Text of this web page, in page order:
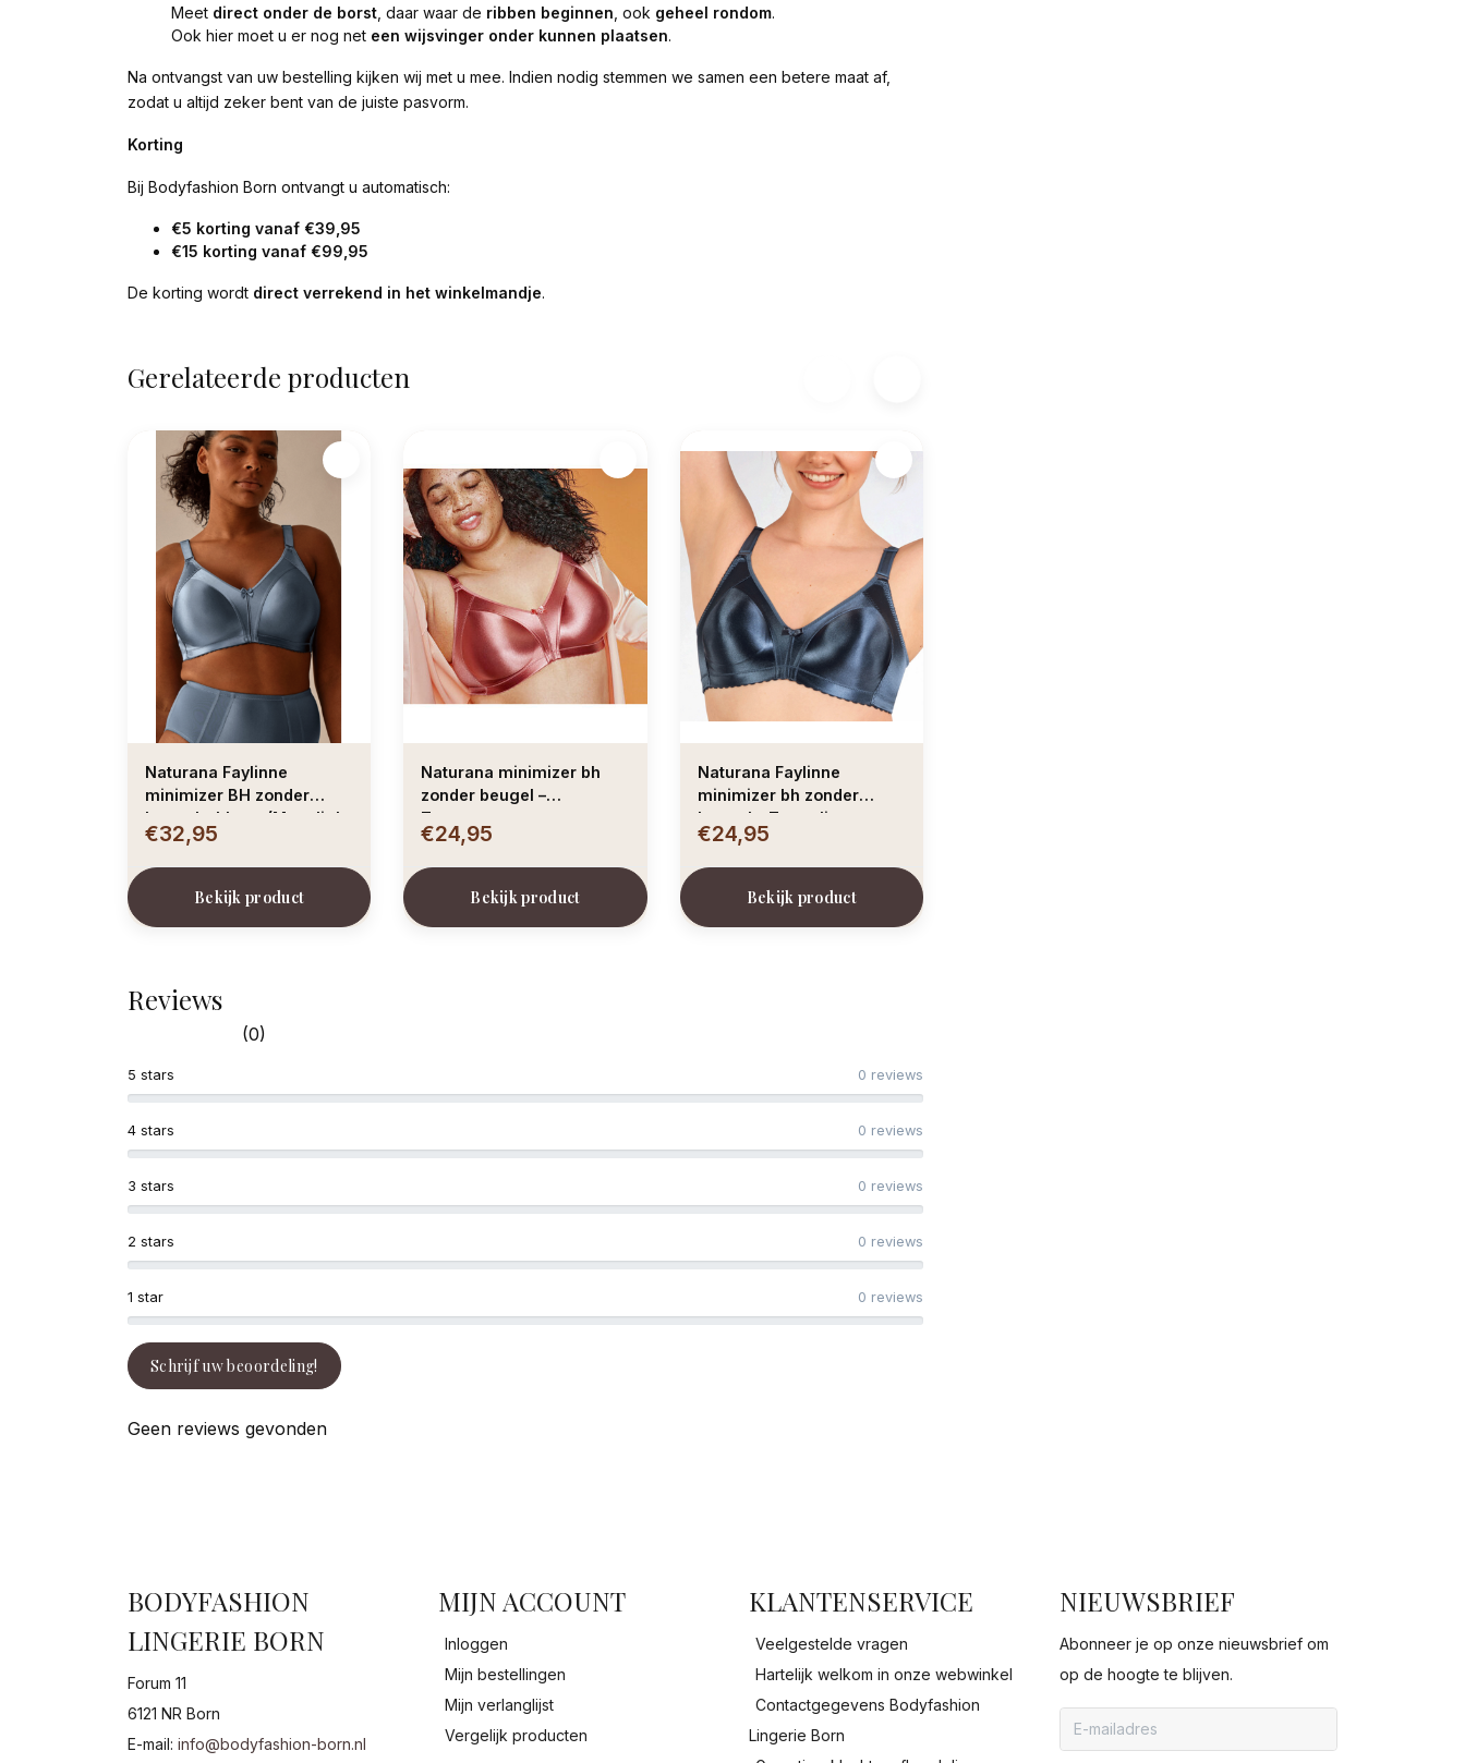
Meet direct onder de borst , daar waar de ribben beginnen , ook geheel rondom.
Ook hier moet u er nog net een wijsvinger onder kunnen plaatsen.
Na ontvangst van uw bestelling kijken wij met u mee. Indien nodig stemmen we samen een betere maat af,
zodat u altijd zeker bent van de juiste pasvorm.
Korting
Bij Bodyfashion Born ontvangt u automatisch:
€5 korting vanaf €39,95
€15 korting vanaf €99,95
De korting wordt direct verrekend in het winkelmandje.
Gerelateerde producten
Naturana Faylinne
minimizer BH zonder
beugel – blauw (Moonlight
Blue)
€32,95
Bekijk product
Naturana minimizer bh
zonder beugel –
Terracotta
€24,95
Bekijk product
Naturana Faylinne
minimizer bh zonder
beugel – Turmalin
€24,95
Bekijk product
Reviews
(0)
1 star 0 reviews
2 stars 0 reviews
3 stars 0 reviews
4 stars 0 reviews
5 stars 0 reviews
Schrijf uw beoordeling!
Geen reviews gevonden
BODYFASHION
LINGERIE BORN
Forum 11
6121 NR Born
E-mail: info@bodyfashion-born.nl
MIJN ACCOUNT
Inloggen
Mijn bestellingen
Mijn verlanglijst
Vergelijk producten
KLANTENSERVICE
Veelgestelde vragen
Hartelijk welkom in onze webwinkel
Contactgegevens Bodyfashion
Lingerie Born
NIEUWSBRIEF
Abonneer je op onze nieuwsbrief om
op de hoogte te blijven.